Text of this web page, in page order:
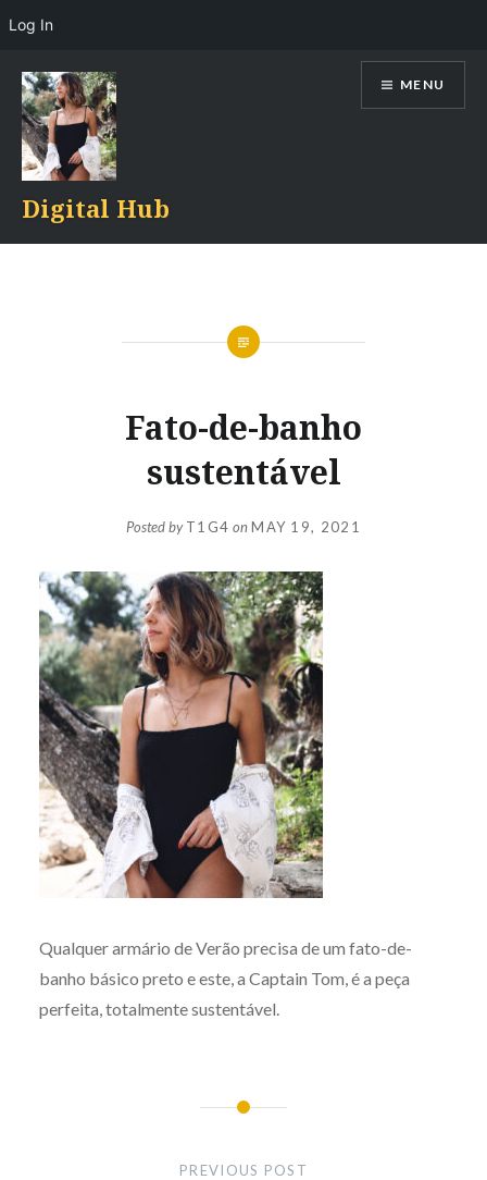
content
Digital Hub
MENU
Fato-de-banho
sustentável
Posted byT1G4 onMAY 19, 2021
Qualquer armário de Verão precisa de um fato-de-
banho básico preto e este, a Captain Tom, é a peça
perfeita, totalmente sustentável.
PREVIOUS POST
Log In